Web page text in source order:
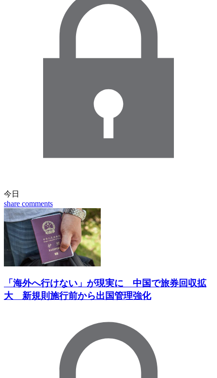
今日
share comments
「海外へ行けない」が現実に 中国で旅券回収拡
大 新規則施行前から出国管理強化